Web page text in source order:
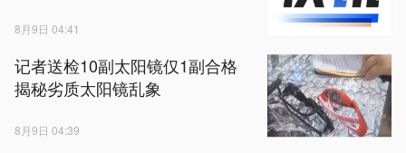
8月9日 04:41
记者送检10副太阳镜仅1副合格
揭秘劣质太阳镜乱象
8月9日 04:39